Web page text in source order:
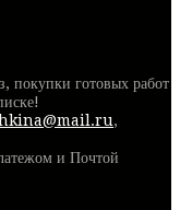
покупки готовых работ
,
и Почтой